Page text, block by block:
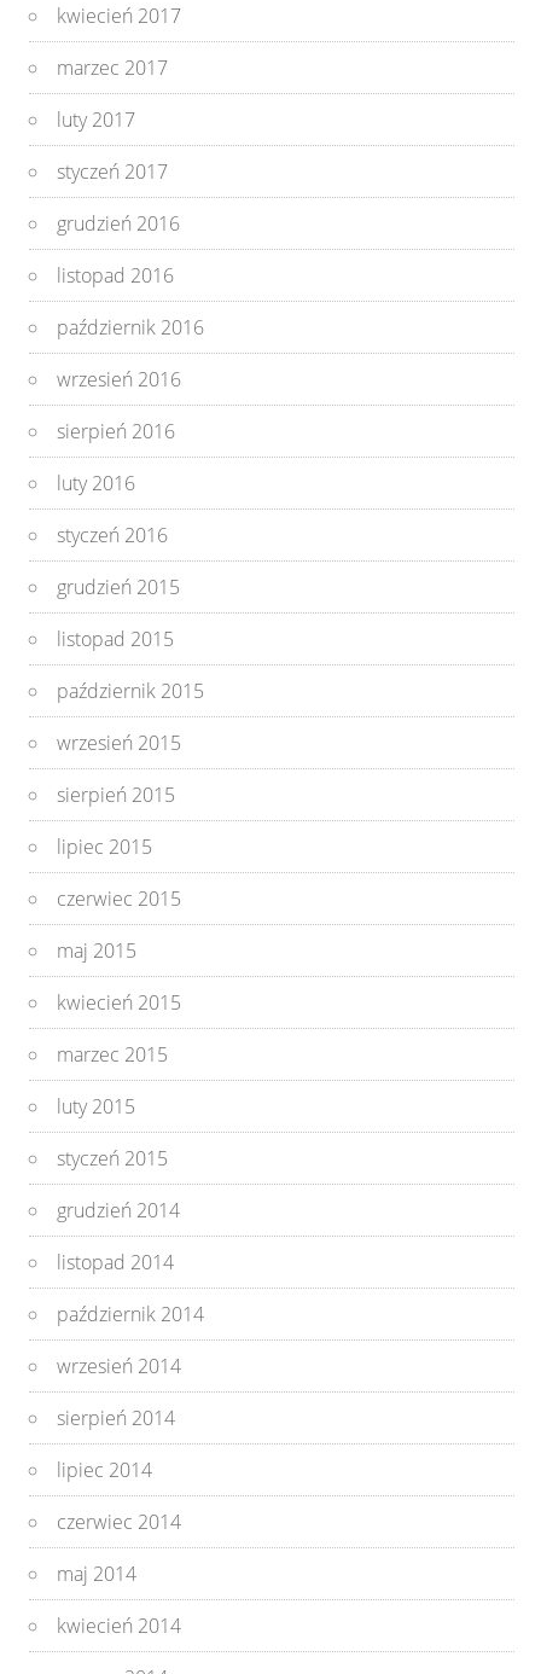
kwiecień 2017
marzec 2017
luty 2017
styczeń 2017
grudzień 2016
listopad 2016
październik 2016
wrzesień 2016
sierpień 2016
luty 2016
styczeń 2016
grudzień 2015
listopad 2015
październik 2015
wrzesień 2015
sierpień 2015
lipiec 2015
czerwiec 2015
maj 2015
kwiecień 2015
marzec 2015
luty 2015
styczeń 2015
grudzień 2014
listopad 2014
październik 2014
wrzesień 2014
sierpień 2014
lipiec 2014
czerwiec 2014
maj 2014
kwiecień 2014